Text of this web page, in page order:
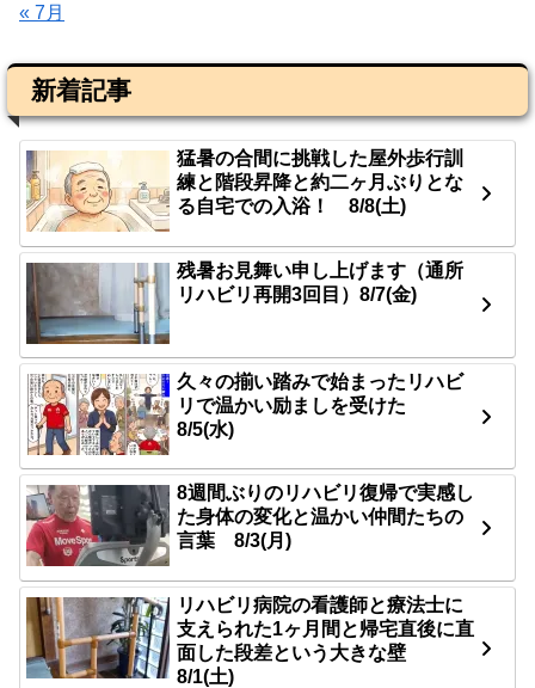
« 7月
新着記事
猛暑の合間に挑戦した屋外歩行訓
練と階段昇降と約二ヶ月ぶりとな
る自宅での入浴！ 8/8(土)
残暑お見舞い申し上げます（通所
リハビリ再開3回目）8/7(金)
久々の揃い踏みで始まったリハビ
リで温かい励ましを受けた
8/5(水)
8週間ぶりのリハビリ復帰で実感し
た身体の変化と温かい仲間たちの
言葉 8/3(月)
リハビリ病院の看護師と療法士に
支えられた1ヶ月間と帰宅直後に直
面した段差という大きな壁
8/1(土)